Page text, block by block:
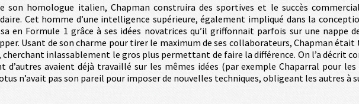
son homologue italien, Chapman construira des sportives et le succès
Cet homme d’une intelligence supérieure, également impliqué dans la
en Formule 1 grâce à ses idées novatrices qu’il griffonnait parfois sur une nappe
Usant de son charme pour tirer le maximum de ses collaborateurs, Chapman était
cherchant inlassablement le gros plus permettant de faire la différence. On l’a décrit
d’autres avaient déjà travaillé sur les mêmes idées (par exemple Chaparral pour
n’avait pas son pareil pour imposer de nouvelles techniques, obligeant les autres à